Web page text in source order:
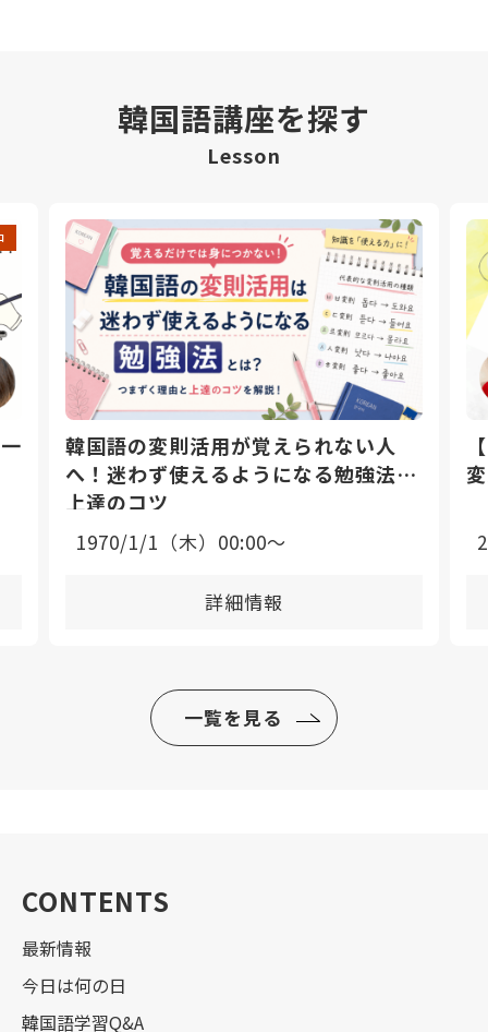
韓国語講座を探す
Lesson
韓国語の変則活用が覚えられない人
へ！迷わず使えるようになる勉強法と
上達のコツ
1970/1/1（木）00:00〜
詳細情報
一覧を見る
CONTENTS
最新情報
今日は何の日
韓国語学習Q&A